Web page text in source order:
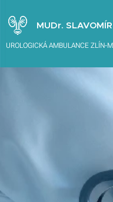
MUDr.
UROLOGICKÁ AMBULANCE ZLÍN-